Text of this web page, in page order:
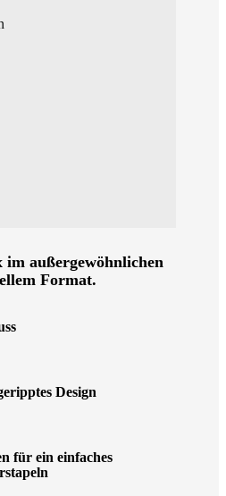
im außergewöhnlichen
Format.
Design
für ein einfaches